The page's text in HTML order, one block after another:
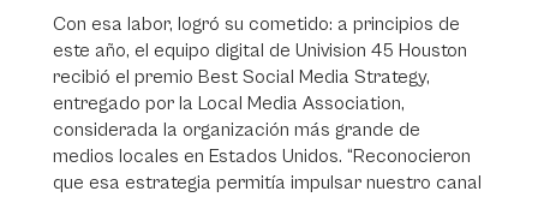
Con esa labor, logró su cometido: a principios de
este año, el equipo digital de Univision 45 Houston
recibió el premio Best Social Media Strategy,
entregado por la Local Media Association,
considerada la organización más grande de
medios locales en Estados Unidos. “Reconocieron
que esa estrategia permitía impulsar nuestro canal